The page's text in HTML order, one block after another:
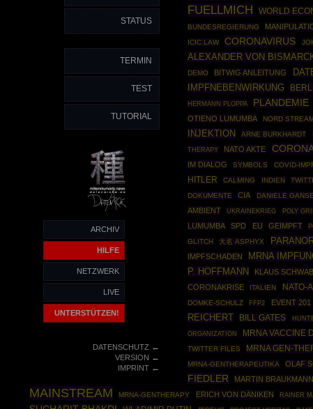
STATUS
TERMIN
TEST
TUTORIAL
ARCHIV
HILFE
NETZWERK
LIVE
UNTERSTÜTZEN!
DATENSCHUTZ←
VERSION ←
IMPRINT←
FUELLMICH
WORLD
BUNDESREGIERUNG
ICIC.LAW
CORONAVIRUS
ALEXANDER VON
DEMO
BITWIG ANLEITUNG
IMPFNEBENWIRKUNG
HERMANN PLOPPA PLANDEMIE
OTIENO LUMUMBA
NORD
INJEKTION
ARNE BURKHARDT
THERAPY
NATO AKTE
IM DIALOG
SYMBOLS COVID-
HITLER CALMING INDIEN
DOKUMENTE
CIA DANIELE
AMBIENT UKRAINEKRIEG POLY
LUMUMBA
SPD EU GEIMPFT
GLITCH 大名 ASPHYX
IMPFSCHADEN
MRNA
P. HOFFMANN
KLAUS SCHWAB
CORONAKRISE ITALIEN NATO-
DOMKE-SCHULZ
FFP2 EVENT 201
REICHERT
BILL GATES
ORGANIZATION
MRNA VACCINE
TWITTER FILES MRNA GEN-
MRNA-GENTHERAPEUTIKA OLAF
FIEDLER
MARTIN BRAUKMANN
MAINSTREAM
MRNA-GENTHERAPY ERICH VON DÄNIKEN RAINER